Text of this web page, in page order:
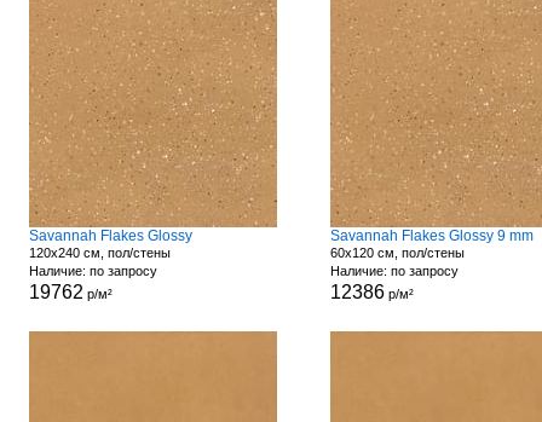
Savannah Flakes Glossy
120x240 см, пол/стены
Наличие: по запросу
19762 р/м²
Savannah Flakes Glossy 9 mm
60x120 см, пол/стены
Наличие: по запросу
12386р/м²